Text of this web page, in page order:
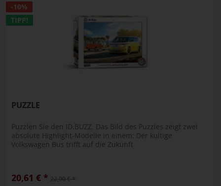
-10%
TIPP!
PUZZLE
Puzzlen Sie den ID.BUZZ. Das Bild des Puzzles zeigt zwei
absolute Highlight-Modelle in einem: Der kultige
Volkswagen Bus trifft auf die Zukunft
20,61 € * 22,90 € *